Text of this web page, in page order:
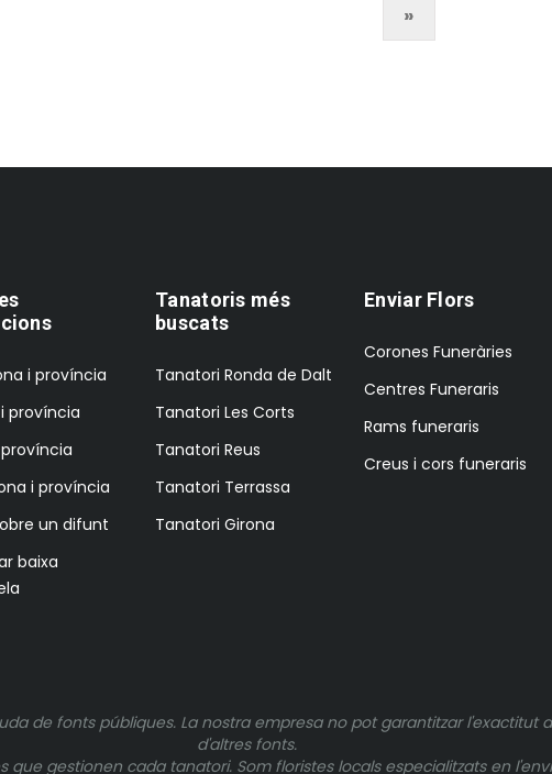
»
i província
província
i província
un difunt
baixa
Tanatoris més
buscats
Tanatori Ronda de Dalt
Tanatori Les Corts
Tanatori Reus
Tanatori Terrassa
Tanatori Girona
Enviar Flors
Corones Funeràries
Centres Funeraris
Rams funeraris
Creus i cors funeraris
de fonts públiques. La nostra empresa no pot garantitzar l'exactitut
d'altres fonts.
que gestionen cada tanatori. Som floristes locals especialitzats en